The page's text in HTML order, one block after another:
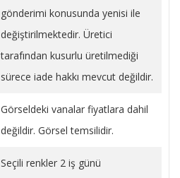
gönderimi konusunda yenisi ile
değiştirilmektedir. Üretici
tarafından kusurlu üretilmediği
sürece iade hakkı mevcut değildir.
Görseldeki vanalar fiyatlara dahil
değildir. Görsel temsilidir.
Seçili renkler 2 iş günü